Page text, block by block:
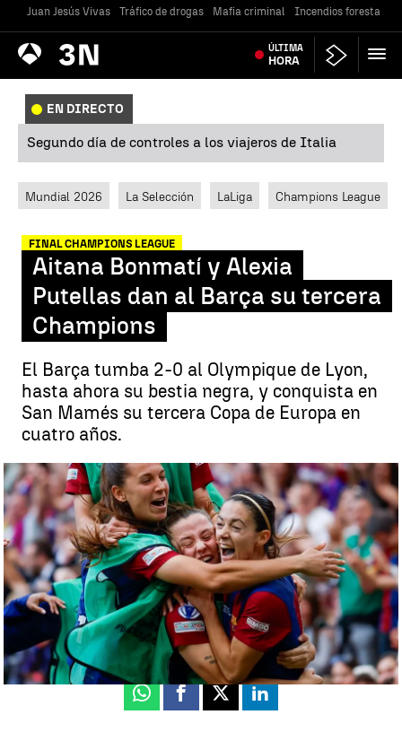
Juan Jesús Vivas Tráfico de drogas Mafia criminal Incendios forestales
Antena
3 Noticias ÚLTIMA
HORA
EN DIRECTO
Segundo día de controles a los viajeros de Italia
Mundial 2026 La Selección LaLiga Champions League
FINAL CHAMPIONS LEAGUE
Aitana Bonmatí y Alexia
Putellas dan al Barça su tercera
Champions
El Barça tumba 2-0 al Olympique de Lyon,
hasta ahora su bestia negra, y conquista en
San Mamés su tercera Copa de Europa en
cuatro años.
Locura en San Mamés con la tercera Champions del Barça
femenino |EFE
Luis F. Castillo
Actualizado: 25 de mayo de 2024, 21:39
Publicado:25 de mayo de 2024, 16:56
Whatsapp
Facebook
X Linkedin